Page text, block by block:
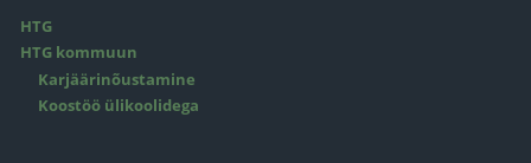
HTG
HTG kommuun
Karjäärinõustamine
Koostöö ülikoolidega